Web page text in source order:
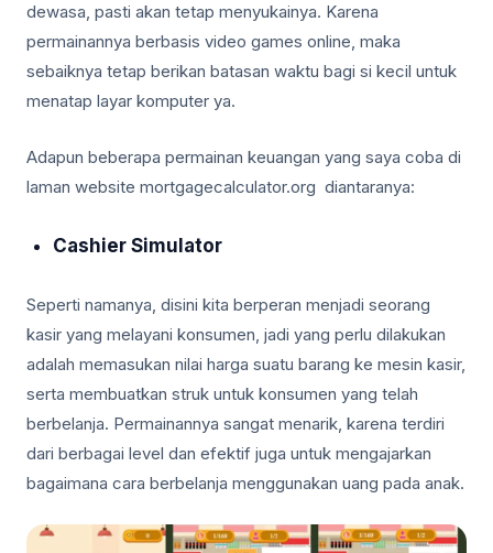
dewasa, pasti akan tetap menyukainya. Karena
permainannya berbasis video games online, maka
sebaiknya tetap berikan batasan waktu bagi si kecil untuk
menatap layar komputer ya.
Adapun beberapa permainan keuangan yang saya coba di
laman website mortgagecalculator.org diantaranya:
Cashier Simulator
Seperti namanya, disini kita berperan menjadi seorang
kasir yang melayani konsumen, jadi yang perlu dilakukan
adalah memasukan nilai harga suatu barang ke mesin kasir,
serta membuatkan struk untuk konsumen yang telah
berbelanja. Permainannya sangat menarik, karena terdiri
dari berbagai level dan efektif juga untuk mengajarkan
bagaimana cara berbelanja menggunakan uang pada anak.